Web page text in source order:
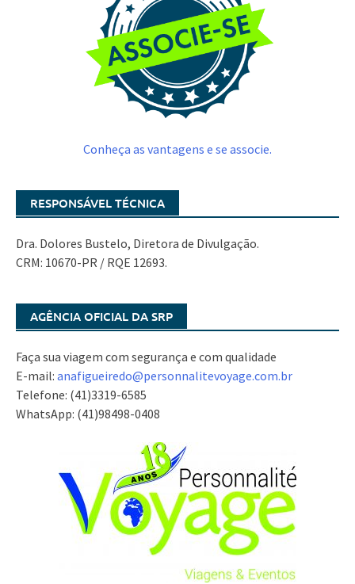
Conheça as vantagens e se associe.
RESPONSÁVEL TÉCNICA
Dra. Dolores Bustelo, Diretora de Divulgação.
CRM: 10670-PR / RQE 12693.
AGÊNCIA OFICIAL DA SRP
Faça sua viagem com segurança e com qualidade
E-mail: anafigueiredo@personnalitevoyage.com.br
Telefone: (41)3319-6585
WhatsApp: (41)98498-0408